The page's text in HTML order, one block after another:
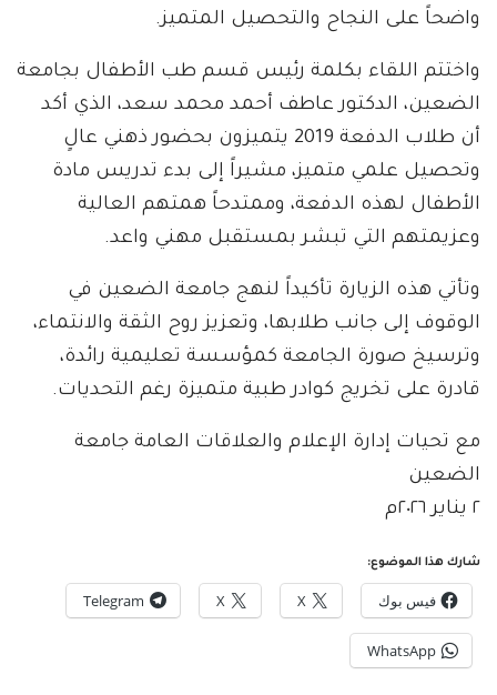
واضحاً على النجاح والتحصيل المتميز.
واختتم اللقاء بكلمة رئيس قسم طب الأطفال بجامعة
الضعين، الدكتور عاطف أحمد محمد سعد، الذي أكد
أن طلاب الدفعة 2019 يتميزون بحضور ذهني عالٍ
وتحصيل علمي متميز، مشيراً إلى بدء تدريس مادة
الأطفال لهذه الدفعة، وممتدحاً همتهم العالية
وعزيمتهم التي تبشر بمستقبل مهني واعد.
وتأتي هذه الزيارة تأكيداً لنهج جامعة الضعين في
الوقوف إلى جانب طلابها، وتعزيز روح الثقة والانتماء،
وترسيخ صورة الجامعة كمؤسسة تعليمية رائدة،
قادرة على تخريج كوادر طبية متميزة رغم التحديات.
مع تحيات إدارة الإعلام والعلاقات العامة جامعة
الضعين
٢ يناير ٢٠٢٦م
شارك هذا الموضوع:
فيس بوك X
X
Telegram
WhatsApp